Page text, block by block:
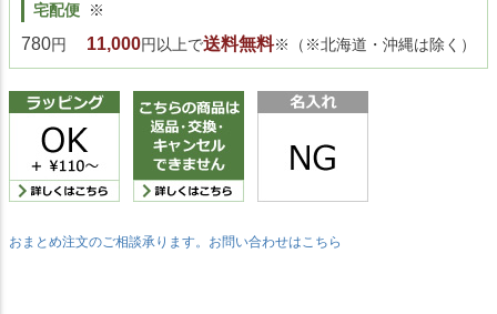
宅配便
780円
※
11,000円以上で送料無料※（※北海道・沖縄は除く）
おまとめ注文のご相談承ります。お問い合わせはこちら